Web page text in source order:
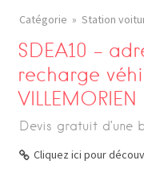
Catégorie Station
SDEA10 –
recharge
VILLEMORIEN
Devis gratuit d’une
Cliquez ici pour